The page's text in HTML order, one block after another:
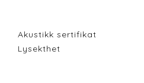
Akustikk sertifikat
Lysekthet